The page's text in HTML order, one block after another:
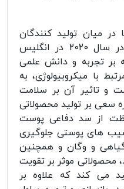
در میان تولید کنندگان
محصولات مراقبتی است که در سال 2020 در انگلیس
بر تجربه و دانش علمی
با میکروبیولوژی، به
و تاثیر آن بر سلامت
سعی بر تولید محصولاتی
از سد دفاعی پوست
های پوستی جلوگیری
گیاهی و وگان و همچنین
محصولاتی موثر بر تقویت
می کند که علاوه بر